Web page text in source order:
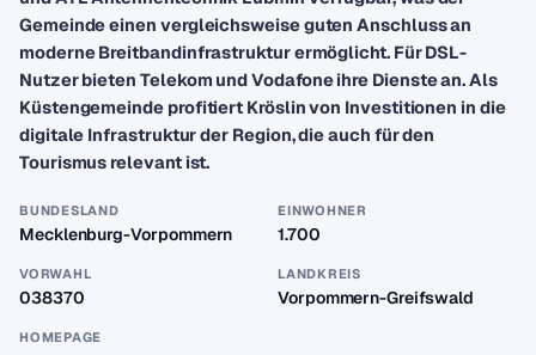
Gemeinde einen vergleichsweise guten Anschluss an
moderne Breitbandinfrastruktur ermöglicht. Für DSL-
Nutzer bieten Telekom und Vodafone ihre Dienste an. Als
Küstengemeinde profitiert Kröslin von Investitionen in die
digitale Infrastruktur der Region, die auch für den
Tourismus relevant ist.
BUNDESLAND
Mecklenburg-Vorpommern
EINWOHNER
1.700
VORWAHL
038370
LANDKREIS
Vorpommern-Greifswald
HOMEPAGE